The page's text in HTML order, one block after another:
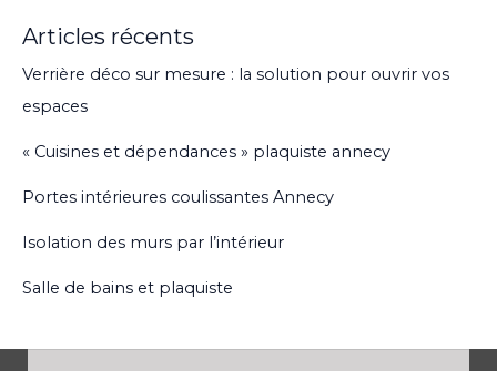
Articles récents
Verrière déco sur mesure : la solution pour ouvrir vos
espaces
« Cuisines et dépendances » plaquiste annecy
Portes intérieures coulissantes Annecy
Isolation des murs par l’intérieur
Salle de bains et plaquiste